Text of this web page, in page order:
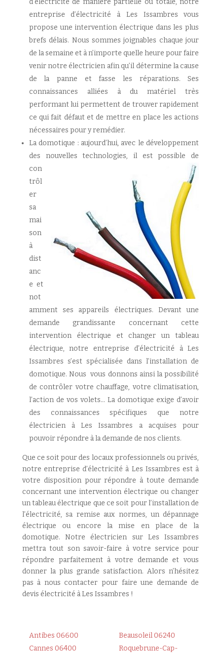
d’électricité de manière partielle ou totale, notre
entreprise d’électricité à Les Issambres vous
propose une intervention électrique dans les plus
brefs délais. Nous sommes joignables chaque jour
de la semaine et à n’importe quelle heure pour faire
venir notre électricien afin qu’il détermine la cause
de la panne et fasse les réparations. Ses
connaissances alliées à du matériel très
performant lui permettent de trouver rapidement
ce qui fait défaut et de mettre en place les actions
nécessaires pour y remédier.
La domotique : aujourd’hui, avec le développement
des nouvellestechnologies, il est possible de
con
trôl
er
sa
mai
son
à
dist
anc
e et
not
amment ses appareils électriques. Devant une
demande grandissante concernant cette
intervention électrique et changer un tableau
électrique, notre entreprise d’électricité à Les
Issambres s’est spécialisée dans l’installation de
domotique. Nous vous donnons ainsi la possibilité
de contrôler votre chauffage, votre climatisation,
l’action de vos volets… La domotique exige d’avoir
des connaissances spécifiques que notre
électricien à Les Issambres a acquises pour
pouvoir répondre à la demande de nos clients.
Que ce soit pour des locaux professionnels ou privés,
notre entreprise d’électricité à Les Issambres est à
votre disposition pour répondre à toute demande
concernant une intervention électrique ou changer
un tableau électrique que ce soit pour l’installation de
l’électricité, sa remise aux normes, un dépannage
électrique ou encore la mise en place de la
domotique. Notre électricien sur Les Issambres
mettra tout son savoir-faire à votre service pour
répondre parfaitement à votre demande et vous
donner la plus grande satisfaction. Alors n’hésitez
pas à nous contacter pour faire une demande de
devis électricité à Les Issambres !
Antibes 06600
Cannes 06400
Beausoleil 06240
Roquebrune-Cap-